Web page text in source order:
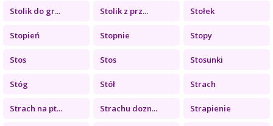
Stolik do gr... Stolik z prz... Stołek
Stopień Stopnie Stopy
Stos Stos Stosunki
Stóg Stół Strach
Strach na pt... Strachu dozn... Strapienie